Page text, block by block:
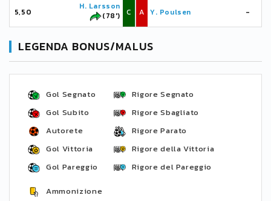
5,50
H. Larsson
(78')
C A Y. Poulsen -
LEGENDA BONUS/MALUS
Gol Segnato
Gol Subito
Autorete
Gol Vittoria
Gol Pareggio
Rigore Segnato
Rigore Sbagliato
Rigore Parato
Rigore della Vittoria
Rigore del Pareggio
Ammonizione